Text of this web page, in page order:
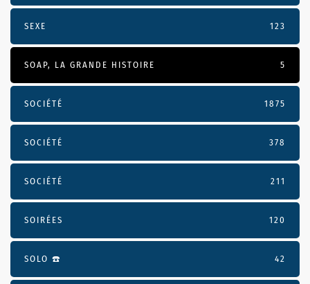
SEXE 123
SOAP, LA GRANDE HISTOIRE 5
SOCIÉTÉ 1875
SOCIÉTÉ 378
SOCIÉTÉ 211
SOIRÉES 120
SOLO ☎️ 42